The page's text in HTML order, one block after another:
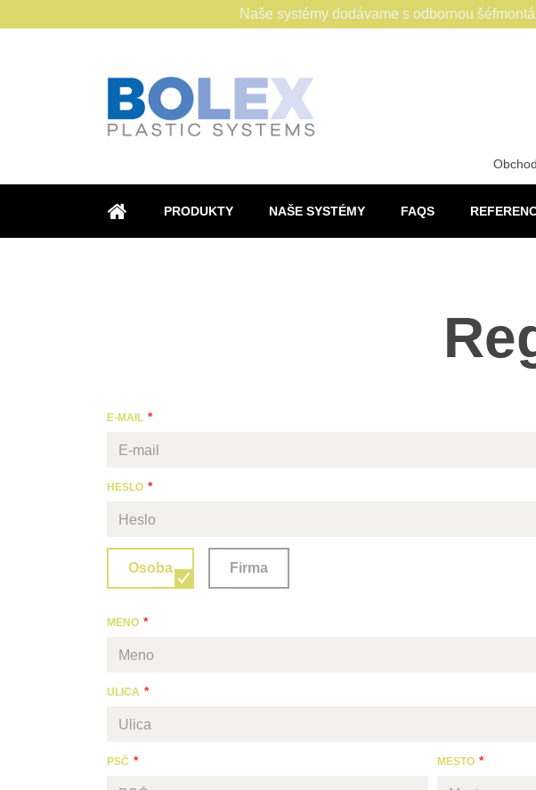
ÚVOD
PRODUKTY NAŠE SYSTÉMY FAQS
Naše systémy dodávame s odbornou
E-MAIL
HESLO
Osoba Firma
MENO
ULICA
PSČ MESTO